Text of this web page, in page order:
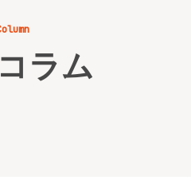
column
コラム